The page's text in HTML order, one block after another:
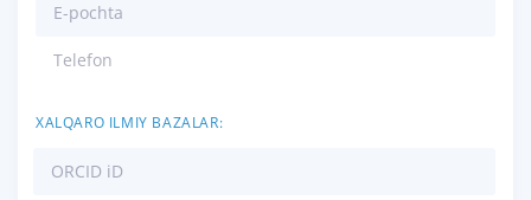
E-pochta
Telefon
XALQARO ILMIY BAZALAR:
ORCID iD